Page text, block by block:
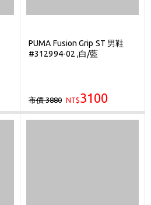
PUMA Fusion Grip ST 男鞋
#312994-02 ,白/藍
市價 3880 NT$3100